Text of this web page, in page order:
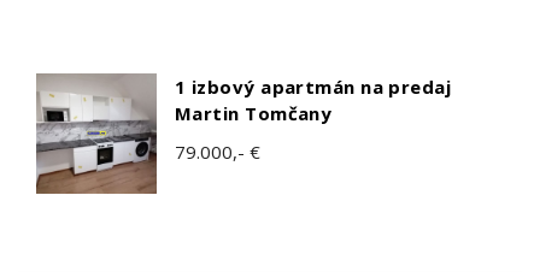
1 izbový apartmán na predaj
Martin Tomčany
79.000,- €